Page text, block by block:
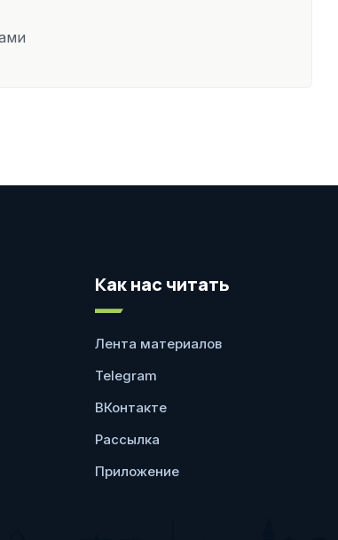
Как нас читать
Лента материалов
Telegram
ВКонтакте
Рассылка
Приложение